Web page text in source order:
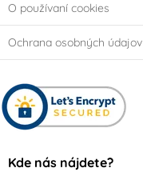
O používaní cookies
Ochrana osobných údajov
Kde nás nájdete?